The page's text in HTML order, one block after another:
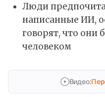
Люди
написанные ИИ,
говорят, что они
человеком
Видео: